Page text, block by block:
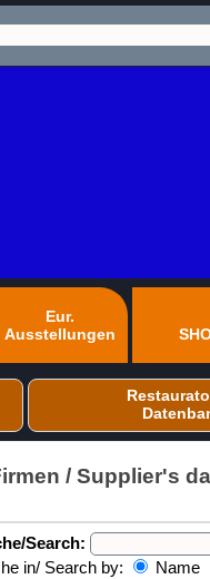
Eur.
Ausstellungen
/ Supplier's
Search:
in/ Search by:
Name